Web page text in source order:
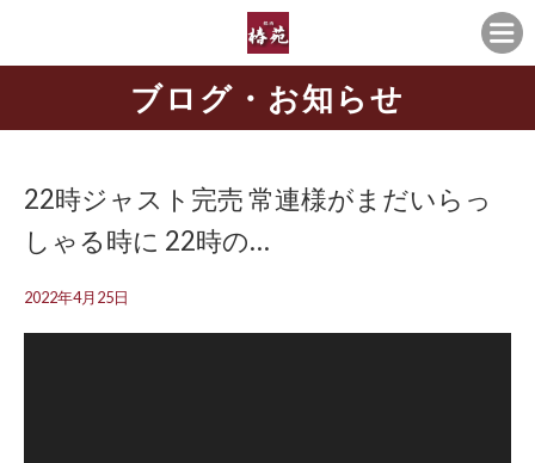
ブログ・お知らせ
22時ジャスト完売️ 常連様がまだいらっ
しゃる時に 22時の…
2022年4月25日